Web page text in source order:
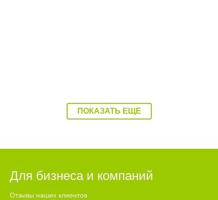
ПОКАЗАТЬ ЕЩЕ
Для бизнеса и компаний
Отзывы наших клиентов